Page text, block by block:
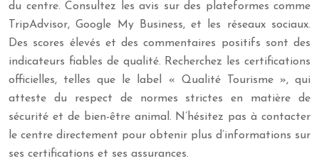
du centre. Consultez les avis sur des plateformes comme
TripAdvisor, Google My Business, et les réseaux sociaux.
Des scores élevés et des commentaires positifs sont des
indicateurs fiables de qualité. Recherchez les certifications
officielles, telles que le label « Qualité Tourisme », qui
atteste du respect de normes strictes en matière de
sécurité et de bien-être animal. N’hésitez pas à contacter
le centre directement pour obtenir plus d’informations sur
ses certifications et ses assurances.